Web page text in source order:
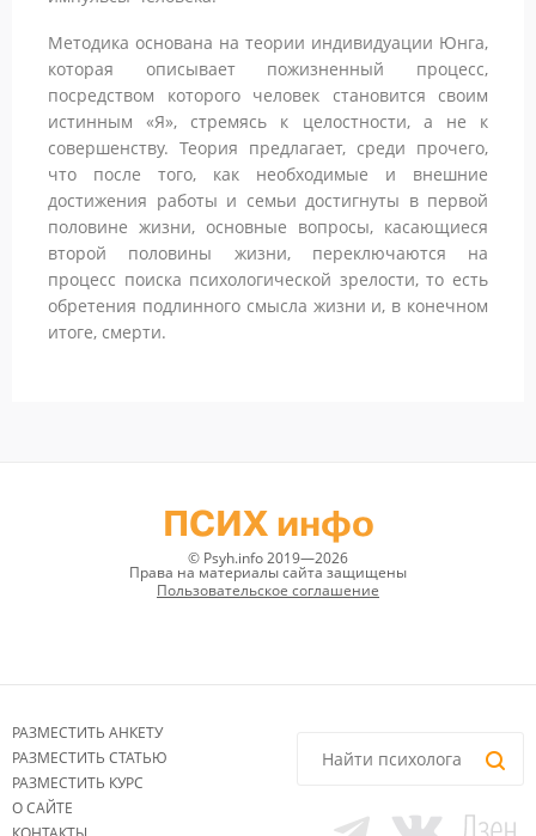
Методика основана на теории индивидуации Юнга,
которая описывает пожизненный процесс,
посредством которого человек становится своим
истинным «Я», стремясь к целостности, а не к
совершенству. Теория предлагает, среди прочего,
что после того, как необходимые и внешние
достижения работы и семьи достигнуты в первой
половине жизни, основные вопросы, касающиеся
второй половины жизни, переключаются на
процесс поиска психологической зрелости, то есть
обретения подлинного смысла жизни и, в конечном
итоге, смерти.
ПСИХ инфо
© Psyh.info 2019—2026
Права на материалы сайта защищены
Пользовательское соглашение
РАЗМЕСТИТЬ АНКЕТУ
РАЗМЕСТИТЬ СТАТЬЮ
РАЗМЕСТИТЬ КУРС
О САЙТЕ